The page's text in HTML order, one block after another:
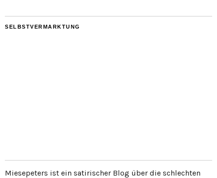
SELBSTVERMARKTUNG
Miesepeters ist ein satirischer Blog über die schlechten